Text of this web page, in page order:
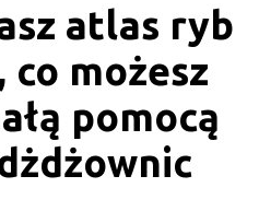
atlas ryb
co możesz
pomocą